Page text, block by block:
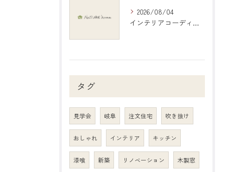
2026/08/04
インテリアコーディネートで岐阜県岐阜市の暮らしを彩る具体アイデアと地元デザイン活用術
タグ
見学会 岐阜 注文住宅 吹き抜け
おしゃれ インテリア キッチン
漆喰 新築 リノベーション 木製窓